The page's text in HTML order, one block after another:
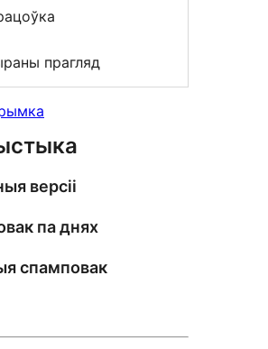
прагляд
версіі
па днях
спамповак